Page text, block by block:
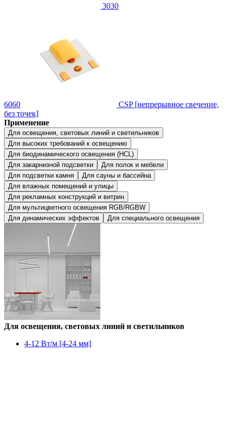
3030
6060
CSP [непрерывное свечение,
без точек]
Применение
Для освещения, световых линий и светильников
Для высоких требований к освещению
Для биодинамического освещения (HCL)
Для закарнизной подсветки
Для полок и мебели
Для подсветки камня
Для сауны и бассейна
Для влажных помещений и улицы
Для рекламных конструкций и витрин
Для мультицветного освещения RGB/RGBW
Для динамических эффектов
Для специального освещения
Для освещения, световых линий и светильников
4-12 Вт/м [4-24 мм]